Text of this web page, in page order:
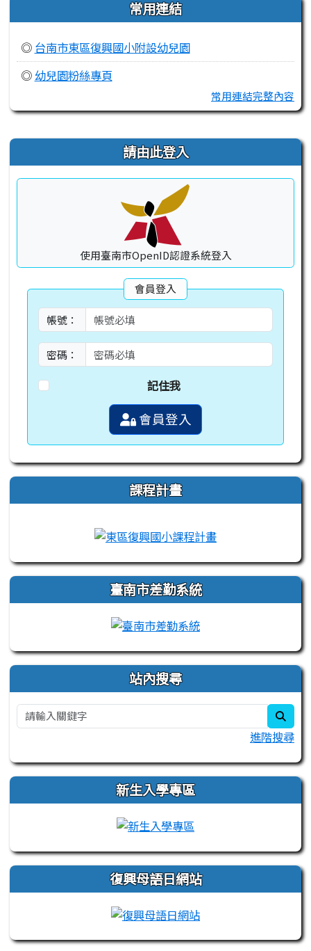
常用連結
◎ 台南市東區復興國小附設幼兒園
◎ 幼兒園粉絲專頁
常用連結完整內容
右邊區域內容 請由此登入
使用臺南市OpenID認證系統登入
會員登入
帳號：
密碼：
記住我
會員登入
課程計畫
link to http://
臺南市差勤系統
站內搜尋
進階搜尋
新生入學專區
復興母語日網站
link to https://